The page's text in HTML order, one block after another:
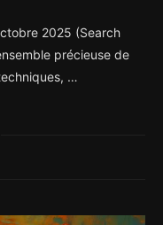
2025 (Search
précieuse de
…